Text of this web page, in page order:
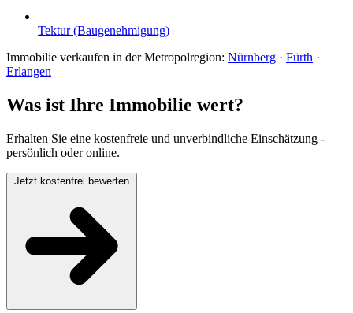
Tektur (Baugenehmigung)
Immobilie verkaufen in der Metropolregion: Nürnberg · Fürth ·
Erlangen
Was ist Ihre Immobilie wert?
Erhalten Sie eine kostenfreie und unverbindliche Einschätzung -
persönlich oder online.